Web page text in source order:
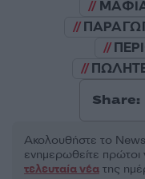
Share:
Ακολουθήστε το
ενημερωθείτε πρώτοι
τελευταία νέα της